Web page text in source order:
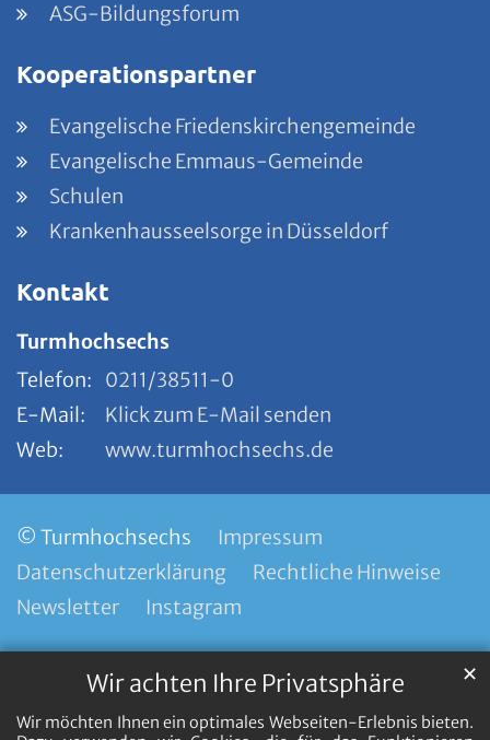
Wir achten Ihre Privatsphäre
Wir möchten Ihnen ein optimales Webseiten-Erlebnis bieten.
✕
ASG-Bildungsforum
Kooperationspartner
Evangelische Friedenskirchengemeinde
Evangelische Emmaus-Gemeinde
Schulen
Krankenhausseelsorge in Düsseldorf
Kontakt
Turmhochsechs
Telefon:
0211/38511-0
E-Mail:
Klick zum E-Mail senden
Web:
www.turmhochsechs.de
© Turmhochsechs
Impressum
Datenschutzerklärung
Rechtliche Hinweise
Newsletter
Instagram